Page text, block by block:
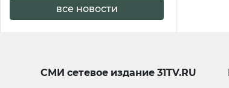
все новости
СМИ сетевое издание31TV.RU